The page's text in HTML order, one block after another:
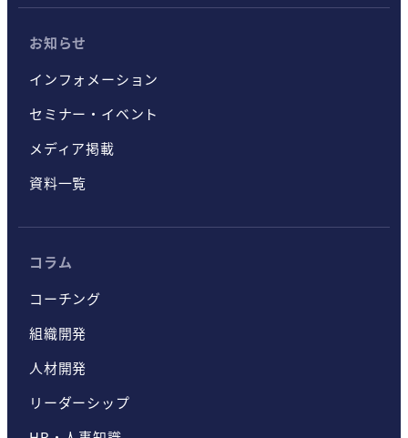
お知らせ
インフォメーション
セミナー・イベント
メディア掲載
資料一覧
コラム
コーチング
組織開発
人材開発
リーダーシップ